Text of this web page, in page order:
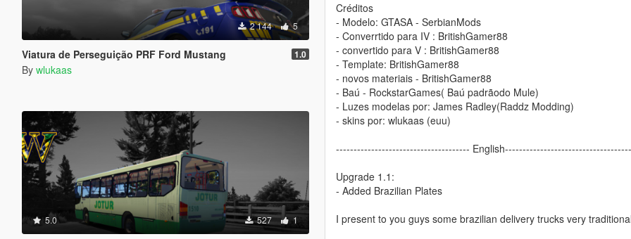
2 144 5
Viatura de Perseguição PRF Ford Mustang 1.0
By wlukaas
5.0 527 1
Créditos
- Modelo: GTASA - SerbianMods
- Converrtido para IV : BritishGamer88
- convertido para V : BritishGamer88
- Template: BritishGamer88
- novos materiais - BritishGamer88
- Baú - RockstarGames( Baú padrãodo Mule)
- Luzes modelas por: James Radley(Raddz Modding)
- skins por: wlukaas (euu)
--------------------------------------
Upgrade 1.1:
- Added Brazilian Plates
I present to you guys some brazilian delivery trucks very